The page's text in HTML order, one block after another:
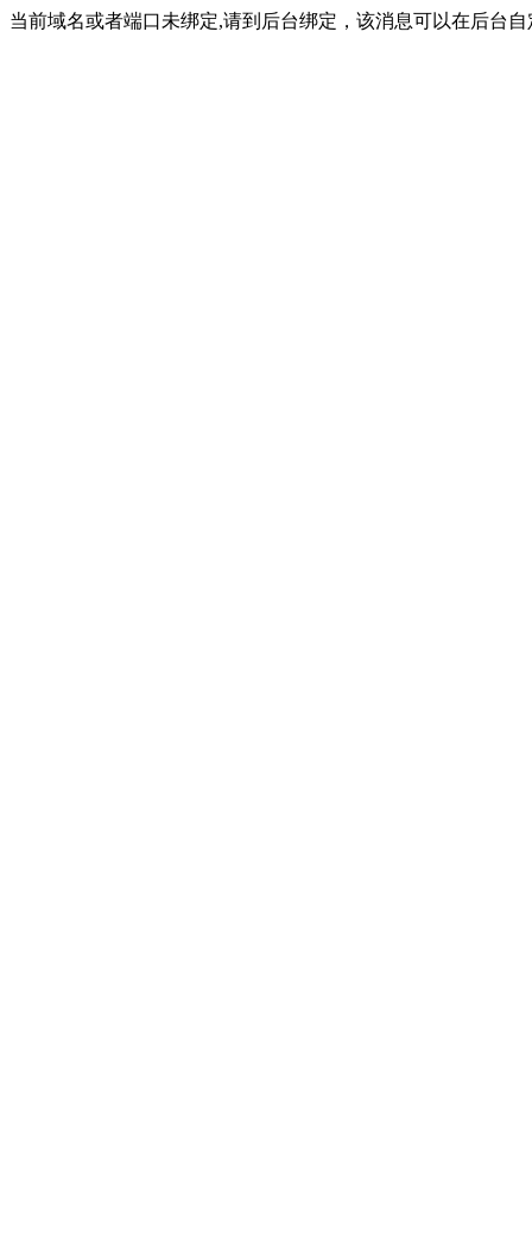
当前域名或者端口未绑定,请到后台绑定，该消息可以在后台自